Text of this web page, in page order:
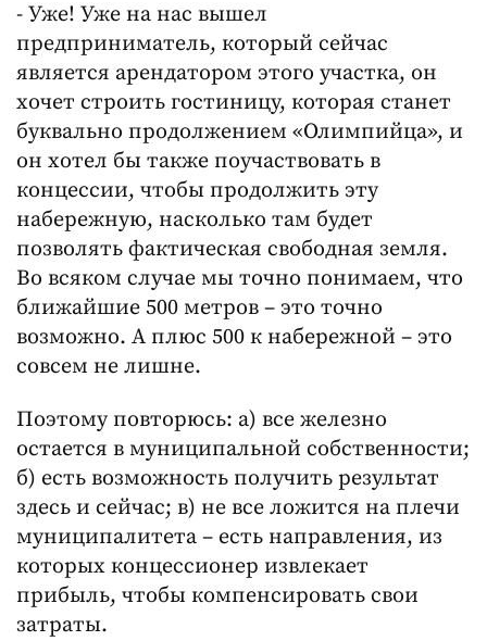
- Уже! Уже на нас вышел
предприниматель, который сейчас
является арендатором этого участка, он
хочет строить гостиницу, которая станет
буквально продолжением «Олимпийца», и
он хотел бы также поучаствовать в
концессии, чтобы продолжить эту
набережную, насколько там будет
позволять фактическая свободная земля.
Во всяком случае мы точно понимаем, что
ближайшие 500 метров – это точно
возможно. А плюс 500 к набережной – это
совсем не лишне.
Поэтому повторюсь: а) все железно
остается в муниципальной собственности;
б) есть возможность получить результат
здесь и сейчас; в) не все ложится на плечи
муниципалитета – есть направления, из
которых концессионер извлекает
прибыль, чтобы компенсировать свои
затраты.